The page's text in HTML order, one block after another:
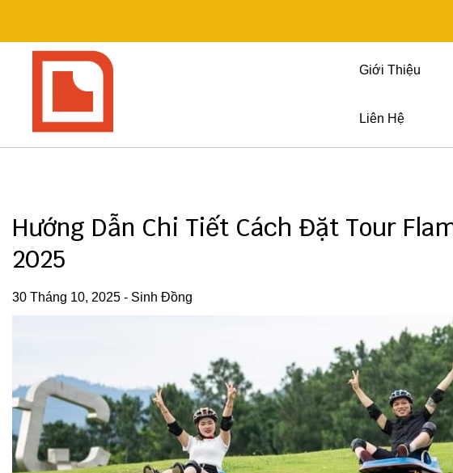
content
Giới Thiệu
Liên Hệ
Hướng Dẫn Chi Tiết Cách Đặt Tour
2025
30 Tháng 10, 2025 - Sinh Đồng